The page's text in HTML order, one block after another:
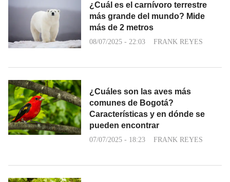
¿Cuál es el carnívoro terrestre
más grande del mundo? Mide
más de 2 metros
08/07/2025 - 22:03 FRANK REYES
¿Cuáles son las aves más
comunes de Bogotá?
Características y en dónde se
pueden encontrar
07/07/2025 - 18:23 FRANK REYES